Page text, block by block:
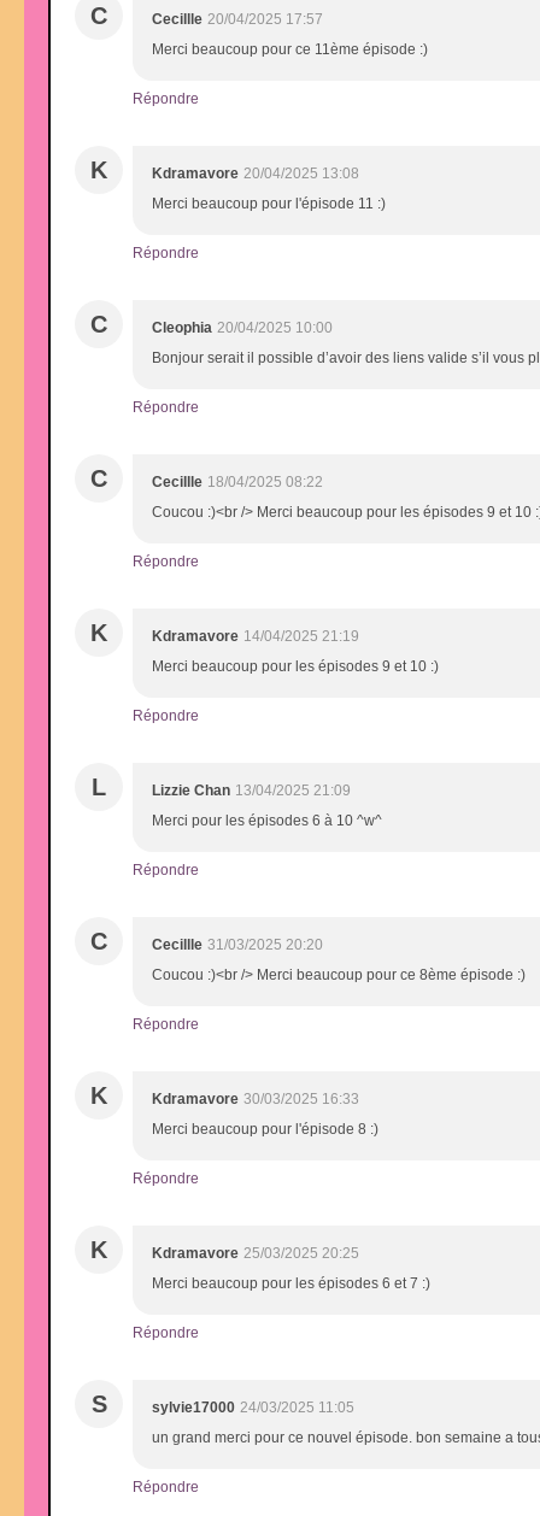
C Cecillle 20/04/2025 17:57
Merci beaucoup pour ce 11ème épisode :)
Répondre
K Kdramavore 20/04/2025 13:08
Merci beaucoup pour l'épisode 11 :)
Répondre
C Cleophia 20/04/2025 10:00
Bonjour serait il possible d’avoir des liens valide s’il
Répondre
C Cecillle 18/04/2025 08:22
Coucou :)<br /> Merci beaucoup pour les épisodes 9 et 10
Répondre
K Kdramavore 14/04/2025 21:19
Merci beaucoup pour les épisodes 9 et 10 :)
Répondre
L Lizzie Chan 13/04/2025 21:09
Merci pour les épisodes 6 à 10 ^w^
Répondre
C Cecillle 31/03/2025 20:20
Coucou :)<br /> Merci beaucoup pour ce 8ème épisode :)
Répondre
K Kdramavore 30/03/2025 16:33
Merci beaucoup pour l'épisode 8 :)
Répondre
K Kdramavore 25/03/2025 20:25
Merci beaucoup pour les épisodes 6 et 7 :)
Répondre
S sylvie17000 24/03/2025 11:05
un grand merci pour ce nouvel épisode. bon semaine a
Répondre